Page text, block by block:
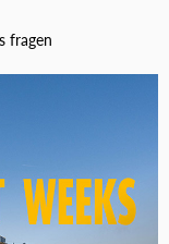
fragen